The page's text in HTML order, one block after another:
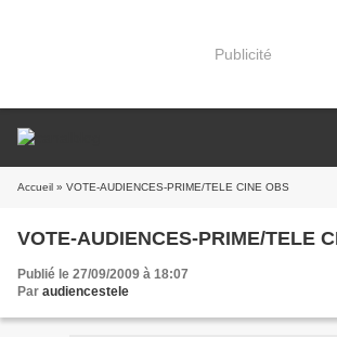
Publicité
Accueil » VOTE-AUDIENCES-PRIME/TELE CINE OBS
VOTE-AUDIENCES-PRIME/TELE
Publié le 27/09/2009 à 18:07
Par audiencestele